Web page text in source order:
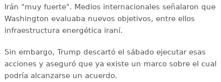
Irán "muy fuerte". Medios internacionales señalaron que
Washington evaluaba nuevos objetivos, entre ellos
infraestructura energética iraní.
Sin embargo, Trump descartó el sábado ejecutar esas
acciones y aseguró que ya existe un marco sobre el cual
podría alcanzarse un acuerdo.